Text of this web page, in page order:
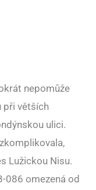
nepomůže
při větších
ulici.
Lužickou Nisu.
086 omezená od